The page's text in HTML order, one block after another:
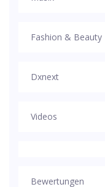
Fashion & Beauty
Dxnext
Videos
Bewertungen